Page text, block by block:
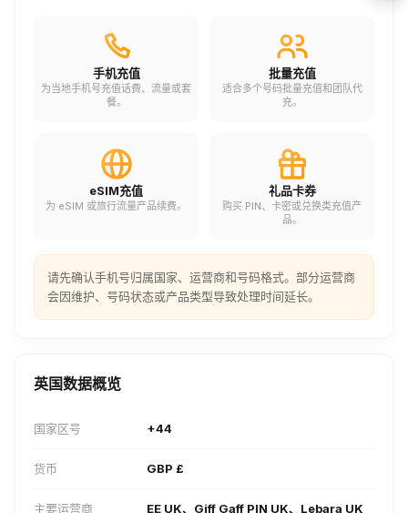
手机充值
为当地手机号充值话费、流量或套
餐。
批量充值
适合多个号码批量充值和团队代
充。
eSIM充值
为 eSIM 或旅行流量产品续费。
礼品卡券
购买 PIN、卡密或兑换类充值产
品。
请先确认手机号归属国家、运营商和号码格式。部分运营商
会因维护、号码状态或产品类型导致处理时间延长。
英国数据概览
国家区号 +44
货币 GBP £
主要运营商 EE UK、Giff Gaff PIN UK、Lebara UK